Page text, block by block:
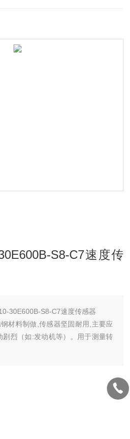
S8-C7速度传
30E600B-S8-C7速度传感器
材料制做,传感器坚固耐用,主要应
剧烈（如:发动机等）。用于测量转